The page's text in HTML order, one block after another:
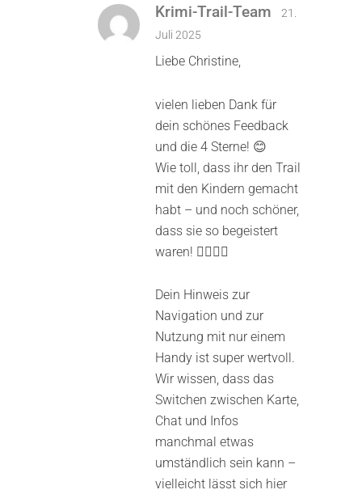
Krimi-Trail-Team
21.
Juli 2025
Liebe Christine,
vielen lieben Dank für
dein schönes Feedback
und die 4 Sterne! 😊
Wie toll, dass ihr den Trail
mit den Kindern gemacht
habt – und noch schöner,
dass sie so begeistert
waren! 🕵️‍♀️🕵️‍♂️
Dein Hinweis zur
Navigation und zur
Nutzung mit nur einem
Handy ist super wertvoll.
Wir wissen, dass das
Switchen zwischen Karte,
Chat und Infos
manchmal etwas
umständlich sein kann –
vielleicht lässt sich hier